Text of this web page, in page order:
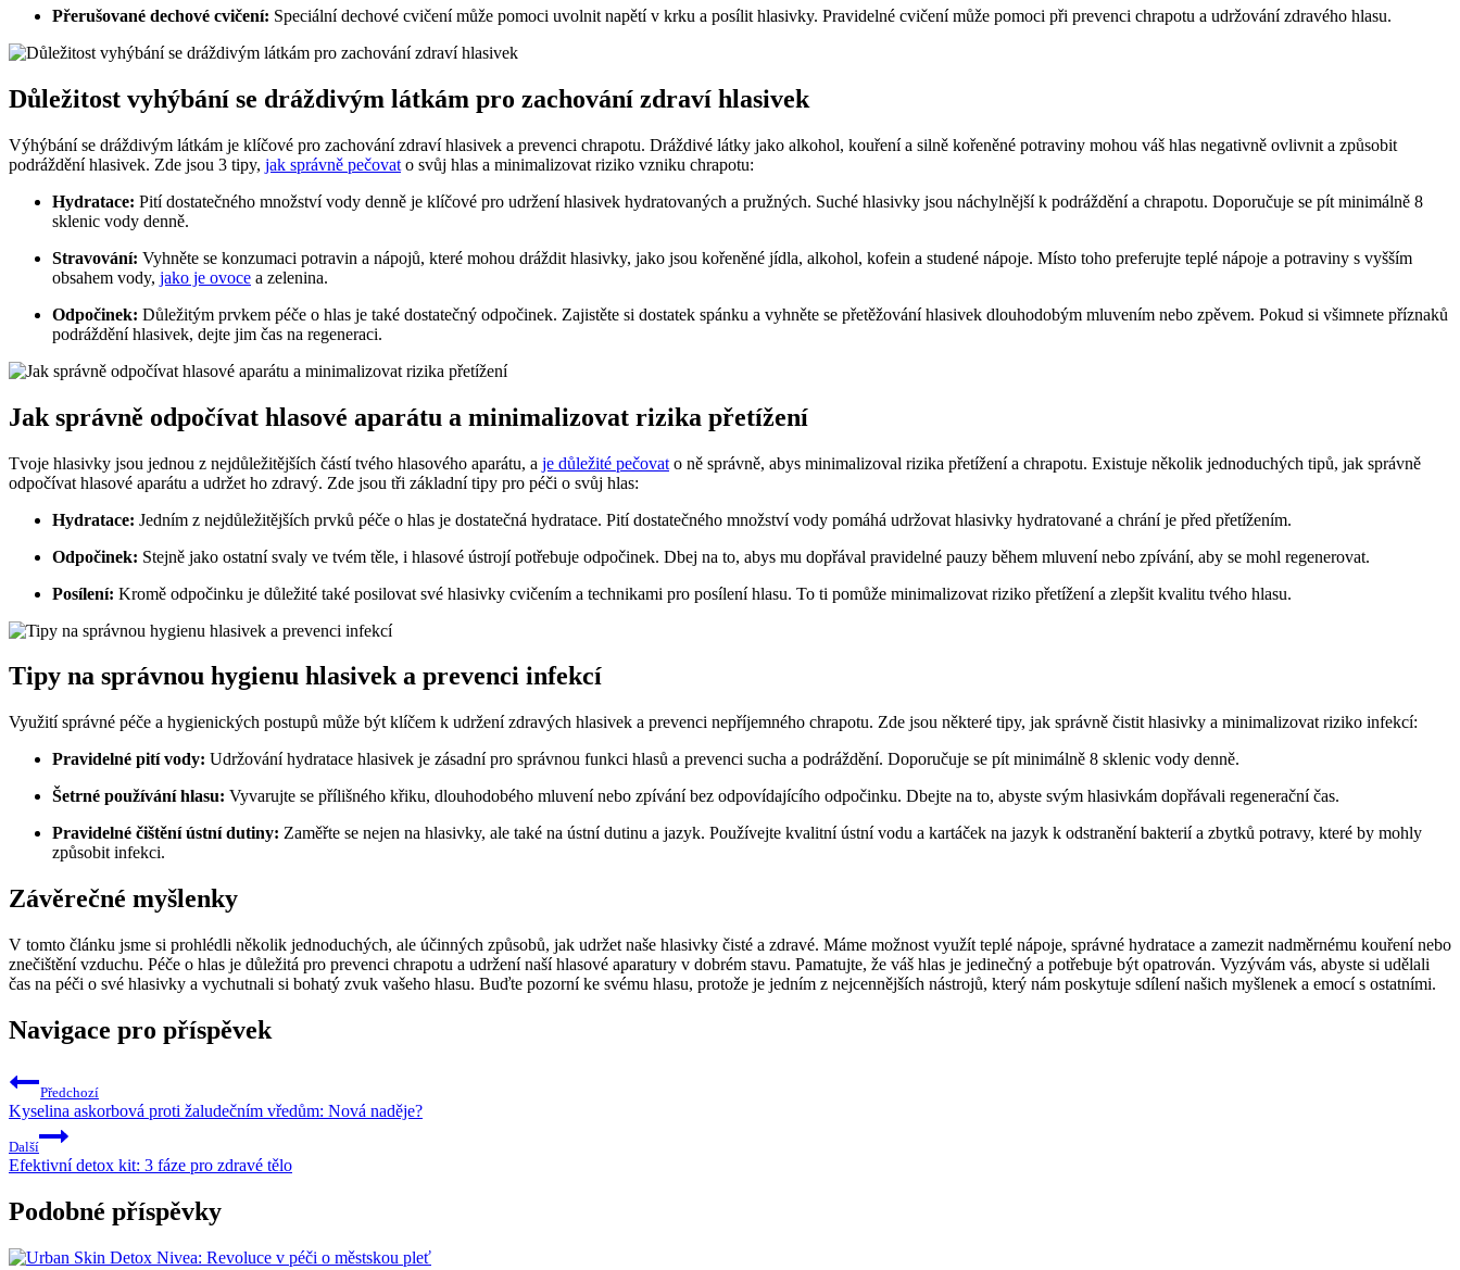
Přerušované dechové cvičení: Speciální dechové cvičení může pomoci uvolnit napětí v krku a posílit hlasivky. Pravidelné cvičení může pomoci při prevenci chrapotu a udržování zdravého hlasu.
Důležitost vyhýbání se dráždivým látkám pro zachování zdraví hlasivek
Výhýbání se dráždivým látkám je klíčové pro zachování zdraví hlasivek a prevenci chrapotu. Dráždivé látky jako alkohol, kouření a silně kořeněné potraviny mohou váš hlas negativně ovlivnit a způsobit
podráždění hlasivek. Zde jsou 3 tipy, jak správně pečovat o svůj hlas a minimalizovat riziko vzniku chrapotu:
Hydratace: Pití dostatečného množství vody denně je klíčové pro udržení hlasivek hydratovaných a pružných. Suché hlasivky jsou náchylnější k podráždění a chrapotu. Doporučuje se pít minimálně 8
sklenic vody denně.
Stravování: Vyhněte se konzumaci potravin a nápojů, které mohou dráždit hlasivky, jako jsou kořeněné jídla, alkohol, kofein a studené nápoje. Místo toho preferujte teplé nápoje a potraviny s vyšším
obsahem vody, jako je ovoce a zelenina.
Odpočinek: Důležitým prvkem péče o hlas je také dostatečný odpočinek. Zajistěte si dostatek spánku a vyhněte se přetěžování hlasivek dlouhodobým mluvením nebo zpěvem. Pokud si všimnete příznaků
podráždění hlasivek, dejte jim čas na regeneraci.
Jak správně odpočívat hlasové aparátu a minimalizovat rizika přetížení
Tvoje hlasivky jsou jednou z nejdůležitějších částí tvého hlasového aparátu, a je důležité pečovat o ně správně, abys minimalizoval rizika přetížení a chrapotu. Existuje několik jednoduchých tipů, jak správně
odpočívat hlasové aparátu a udržet ho zdravý. Zde jsou tři základní tipy pro péči o svůj hlas:
Hydratace: Jedním z nejdůležitějších prvků péče o hlas je dostatečná hydratace. Pití dostatečného množství vody pomáhá udržovat hlasivky hydratované a chrání je před přetížením.
Odpočinek: Stejně jako ostatní svaly ve tvém těle, i hlasové ústrojí potřebuje odpočinek. Dbej na to, abys mu dopřával pravidelné pauzy během mluvení nebo zpívání, aby se mohl regenerovat.
Posílení: Kromě odpočinku je důležité také posilovat své hlasivky cvičením a technikami pro posílení hlasu. To ti pomůže minimalizovat riziko přetížení a zlepšit kvalitu tvého hlasu.
Tipy na správnou hygienu hlasivek a prevenci infekcí
Využití správné péče a hygienických postupů může být klíčem k udržení zdravých hlasivek a prevenci nepříjemného chrapotu. Zde jsou některé tipy, jak správně čistit hlasivky a minimalizovat riziko infekcí:
Pravidelné pití vody: Udržování hydratace hlasivek je zásadní pro správnou funkci hlasů a prevenci sucha a podráždění. Doporučuje se pít minimálně 8 sklenic vody denně.
Šetrné používání hlasu: Vyvarujte se přílišného křiku, dlouhodobého mluvení nebo zpívání bez odpovídajícího odpočinku. Dbejte na to, abyste svým hlasivkám dopřávali regenerační čas.
Pravidelné čištění ústní dutiny: Zaměřte se nejen na hlasivky, ale také na ústní dutinu a jazyk. Používejte kvalitní ústní vodu a kartáček na jazyk k odstranění bakterií a zbytků potravy, které by mohly
způsobit infekci.
Závěrečné myšlenky
V tomto článku jsme si prohlédli několik jednoduchých, ale účinných způsobů, jak udržet naše hlasivky čisté a zdravé. Máme možnost využít teplé nápoje, správné hydratace a zamezit nadměrnému kouření nebo
znečištění vzduchu. Péče o hlas je důležitá pro prevenci chrapotu a udržení naší hlasové aparatury v dobrém stavu. Pamatujte, že váš hlas je jedinečný a potřebuje být opatrován. Vyzývám vás, abyste si udělali
čas na péči o své hlasivky a vychutnali si bohatý zvuk vašeho hlasu. Buďte pozorní ke svému hlasu, protože je jedním z nejcennějších nástrojů, který nám poskytuje sdílení našich myšlenek a emocí s ostatními.
Navigace pro příspěvek
Předchozí
Kyselina askorbová proti žaludečním vředům: Nová naděje?
Další
Efektivní detox kit: 3 fáze pro zdravé tělo
Podobné příspěvky